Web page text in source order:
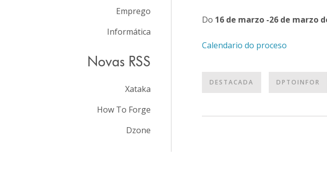
Do 16 de marzo -26 de marzo
Calendario do proceso
DESTACADA DPTOINFOR
Emprego
Informática
Novas RSS
Xataka
How To Forge
Dzone